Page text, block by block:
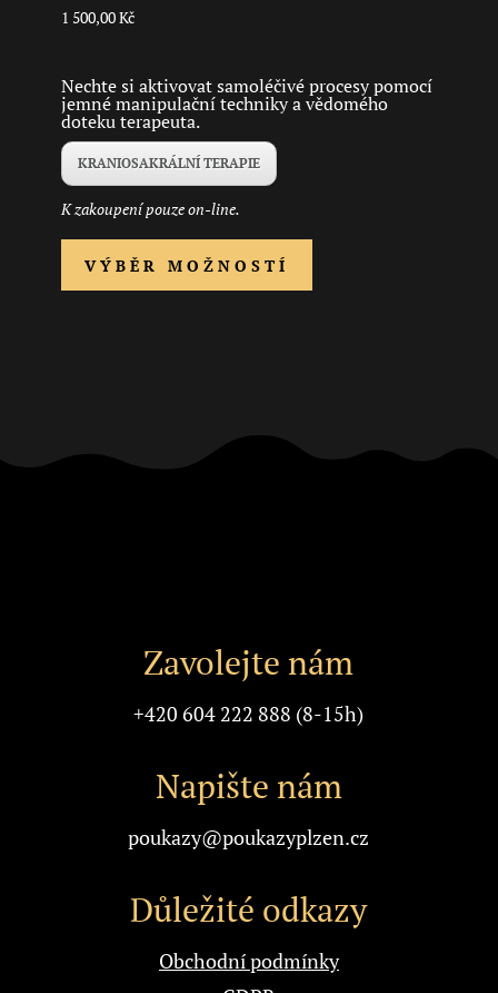
1 500,00Kč
Nechte si aktivovat samoléčivé procesy pomocí
jemné manipulační techniky a vědomého
doteku terapeuta.
KRANIOSAKRÁLNÍ TERAPIE
K zakoupení pouze on-line.
VÝBĚR MOŽNOSTÍ
Tento
má
Zavolejte nám
+420 604 222 888 (8-15h)
Napište nám
poukazy@poukazyplzen.cz
Důležité odkazy
Obchodní podmínky